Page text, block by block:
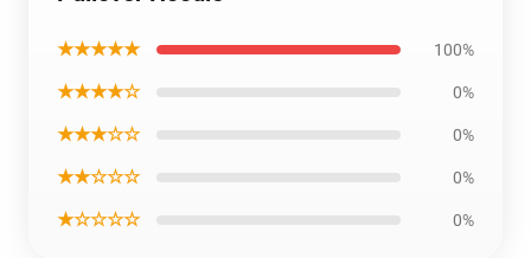
★★★★★ 100%
★★★★☆ 0%
★★★☆☆ 0%
★★☆☆☆ 0%
★☆☆☆☆ 0%